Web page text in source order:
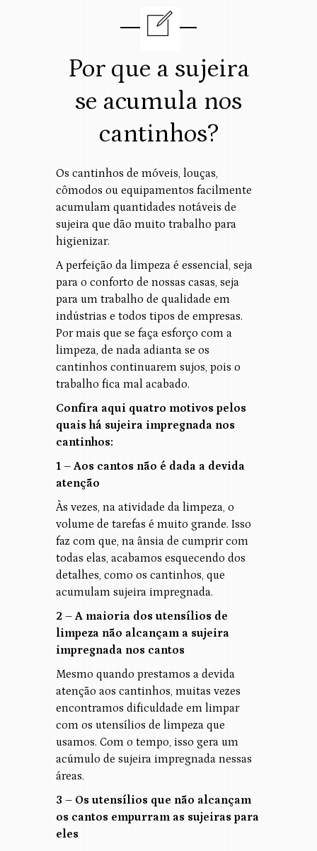
Por que a sujeira
se acumula nos
cantinhos?
Os cantinhos de móveis, louças,
cômodos ou equipamentos facilmente
acumulam quantidades notáveis de
sujeira que dão muito trabalho para
higienizar.
A perfeição da limpeza é essencial, seja
para o conforto de nossas casas, seja
para um trabalho de qualidade em
indústrias e todos tipos de empresas.
Por mais que se faça esforço com a
limpeza, de nada adianta se os
cantinhos continuarem sujos, pois o
trabalho fica mal acabado.
Confira aqui quatro motivos pelos
quais há sujeira impregnada nos
cantinhos:
1 – Aos cantos não é dada a devida
atenção
Às vezes, na atividade da limpeza, o
volume de tarefas é muito grande. Isso
faz com que, na ânsia de cumprir com
todas elas, acabamos esquecendo dos
detalhes, como os cantinhos, que
acumulam sujeira impregnada.
2 – A maioria dos utensílios de
limpeza não alcançam a sujeira
impregnada nos cantos
Mesmo quando prestamos a devida
atenção aos cantinhos, muitas vezes
encontramos dificuldade em limpar
com os utensílios de limpeza que
usamos. Com o tempo, isso gera um
acúmulo de sujeira impregnada nessas
áreas.
3 – Os utensílios que não alcançam
os cantos empurram as sujeiras para
eles